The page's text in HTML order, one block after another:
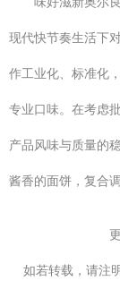
现代快节奏生活下
作工业化、标准化
专业口味。在考虑
产品风味与质量的
酱香的面饼，复合
如若转载，请注